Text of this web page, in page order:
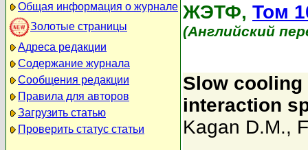
Общая информация о журнале
Золотые страницы
Адреса редакции
Содержание журнала
Сообщения редакции
Правила для авторов
Загрузить статью
Проверить статус статьи
ЖЭТФ, Том
(Английский
Slow
interaction
Kagan D.M.,